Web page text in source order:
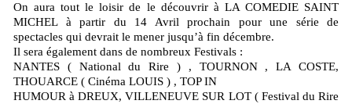
On aura tout le loisir de le découvrir à LA COMEDIE SAINT
MICHEL à partir du 14 Avril prochain pour une série de
spectacles qui devrait le mener jusqu’à fin décembre.
Il sera également dans de nombreux Festivals :
NANTES ( National du Rire ) , TOURNON , LA COSTE,
THOUARCE ( Cinéma LOUIS ) , TOP IN
HUMOUR à DREUX, VILLENEUVE SUR LOT ( Festival du Rire